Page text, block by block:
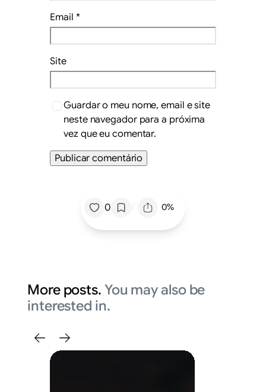
Email *
Site
Guardar o meu nome, email e site
neste navegador para a próxima
vez que eu comentar.
0 / 0%
More posts. You may also be
interested in.